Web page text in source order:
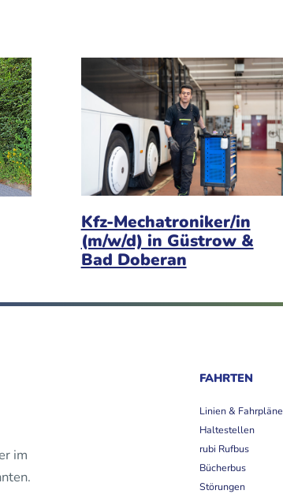
Kfz-Mechatroniker/in
(m/w/d) in Güstrow &
Bad Doberan
im
FAHRTEN
Linien & Fahrpläne
Haltestellen
rubi Rufbus
Bücherbus
Störungen